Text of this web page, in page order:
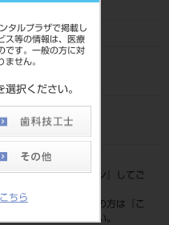
タルプラザで掲載し
ス等の情報は、医療
です。一般の方に対
ません。
選択ください。
ちら
用）
品目コード
4963931085613
標準価格
価格の確認は『ログイン
』してご
ネット会員登録がまだの方は『
こ
ちら』より登録ください。